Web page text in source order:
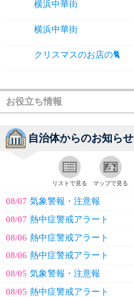
横浜中華街
横浜中華街
クリスマスのお店の🐈
お役立ち情報
自治体からのお知らせ
リストで見る マップで見る
08/07 気象警報・注意報
08/07 熱中症警戒アラート
08/06 熱中症警戒アラート
08/06 熱中症警戒アラート
08/05 気象警報・注意報
08/05 熱中症警戒アラート